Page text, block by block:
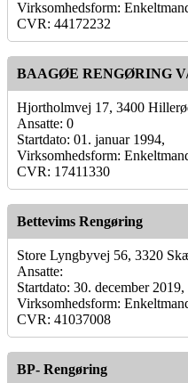
Virksomhedsform:
CVR: 44172232
BAAGØE RENGØRING
Hjortholmvej 17, 3400
Ansatte: 0
Startdato: 01. januar 1994,
Virksomhedsform:
CVR: 17411330
Bettevims Rengøring
Store Lyngbyvej 56, 3320
Ansatte:
Startdato: 30. december 2019,
Virksomhedsform:
CVR: 41037008
BP- Rengøring